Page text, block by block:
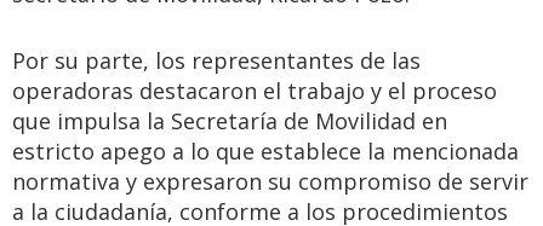
Por su parte, los representantes de las
operadoras destacaron el trabajo y el proceso
que impulsa la Secretaría de Movilidad en
estricto apego a lo que establece la mencionada
normativa y expresaron su compromiso de servir
a la ciudadanía, conforme a los procedimientos